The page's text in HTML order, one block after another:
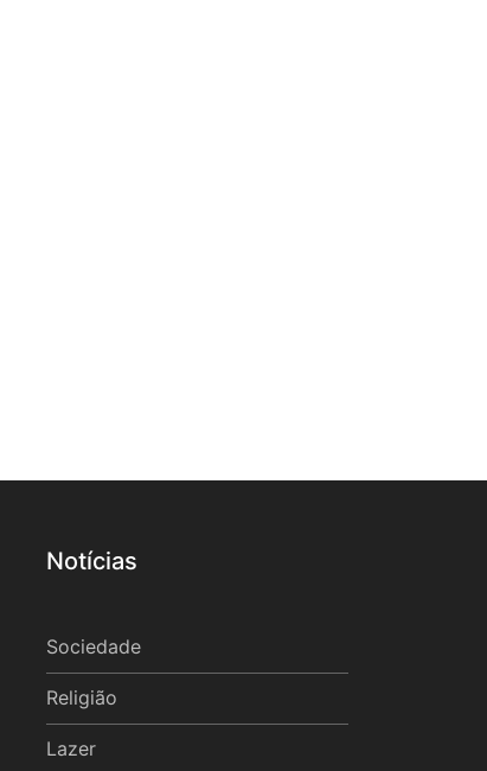
Notícias
Sociedade
Religião
Lazer